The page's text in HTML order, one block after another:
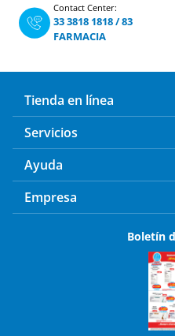
Contact Center:
33 3818 1818/83
FARMACIA
Tienda en línea
Servicios
Ayuda
Empresa
Boletín